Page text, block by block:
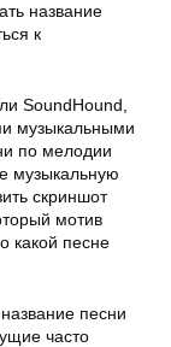
название
к
SoundHound,
музыкальными
по мелодии
музыкальную
скриншот
мотив
какой песне
песни
часто